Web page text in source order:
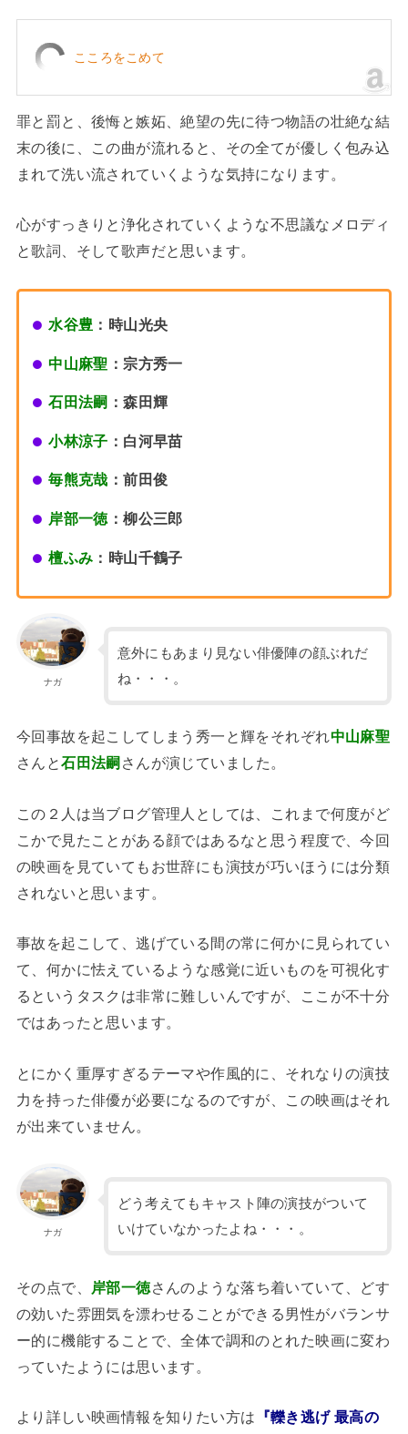
こころをこめて
罪と罰と、後悔と嫉妬、絶望の先に待つ物語の壮絶な結
末の後に、この曲が流れると、その全てが優しく包み込
まれて洗い流されていくような気持になります。
心がすっきりと浄化されていくような不思議なメロディ
と歌詞、そして歌声だと思います。
水谷豊 ：時山光央
中山麻聖 ：宗方秀一
石田法嗣 ：森田輝
小林涼子 ：白河早苗
毎熊克哉 ：前田俊
岸部一徳：柳公三郎
檀ふみ ：時山千鶴子
ナガ
意外にもあまり見ない俳優陣の顔ぶれだ
ね・・・。
今回事故を起こしてしまう秀一と輝をそれぞれ中山麻聖
さんと石田法嗣 さんが演じていました。
この２人は当ブログ管理人としては、これまで何度がど
こかで見たことがある顔ではあるなと思う程度で、今回
の映画を見ていてもお世辞にも演技が巧いほうには分類
されないと思います。
事故を起こして、逃げている間の常に何かに見られてい
て、何かに怯えているような感覚に近いものを可視化す
るというタスクは非常に難しいんですが、ここが不十分
ではあったと思います。
とにかく重厚すぎるテーマや作風的に、それなりの演技
力を持った俳優が必要になるのですが、この映画はそれ
が出来ていません。
ナガ
どう考えてもキャスト陣の演技がついて
いけていなかったよね・・・。
その点で、 岸部一徳さんのような落ち着いていて、どす
の効いた雰囲気を漂わせることができる男性がバランサ
ー的に機能することで、全体で調和のとれた映画に変わ
っていたようには思います。
より詳しい映画情報を知りたい方は 『轢き逃げ 最高の